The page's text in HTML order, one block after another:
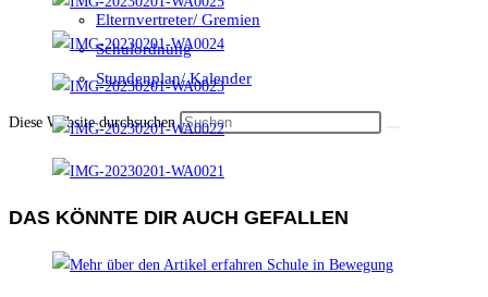
Elternvertreter/ Gremien
Schulordnung
Stundenplan/ Kalender
Diese Website durchsuchen
DAS KÖNNTE DIR AUCH GEFALLEN